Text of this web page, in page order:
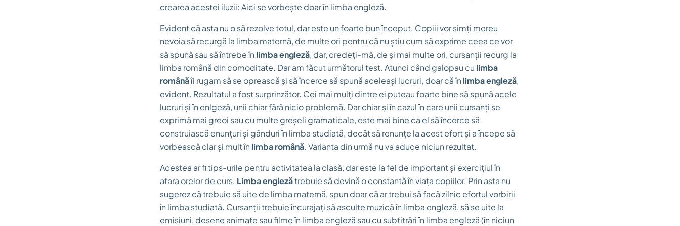
crearea acestei iluzii: Aici se vorbește doar în limba engleză.
Evident că asta nu o să rezolve totul, dar este un foarte bun început. Copiii vor simți mereu
nevoia să recurgă la limba maternă, de multe ori pentru că nu știu cum să exprime ceea ce vor
să spună sau să întrebe în limba engleză, dar, credeți-mă, de și mai multe ori, cursanții recurg la
limba română din comoditate. Dar am făcut următorul test. Atunci când galopau cu limba
românăîi rugam să se oprească și să încerce să spună aceleași lucruri, doar că în limba engleză,
evident. Rezultatul a fost surprinzător. Cei mai mulți dintre ei puteau foarte bine să spună acele
lucruri și în enlgeză, unii chiar fără nicio problemă. Dar chiar și în cazul în care unii cursanți se
exprimă mai greoi sau cu multe greșeli gramaticale, este mai bine ca el să încerce să
construiască enunțuri și gânduri în limba studiată, decât să renunțe la acest efort și a începe să
vorbească clar și mult în limba română. Varianta din urmă nu va aduce niciun rezultat.
Acestea ar fitips-urile pentru activitatea la clasă, dar este la fel de important și exercițiul în
afara orelor de curs. Limba englezătrebuie să devină o constantă în viața copiilor. Prin asta nu
sugerez că trebuie să uite de limba maternă, spun doar că ar trebui să facă zilnic efortul vorbirii
în limba studiată. Cursanții trebuie încurajați să asculte muzică în limba engleză, să se uite la
emisiuni, desene animate sau filme în limba engleză sau cu subtitrări în limba engleză (în niciun